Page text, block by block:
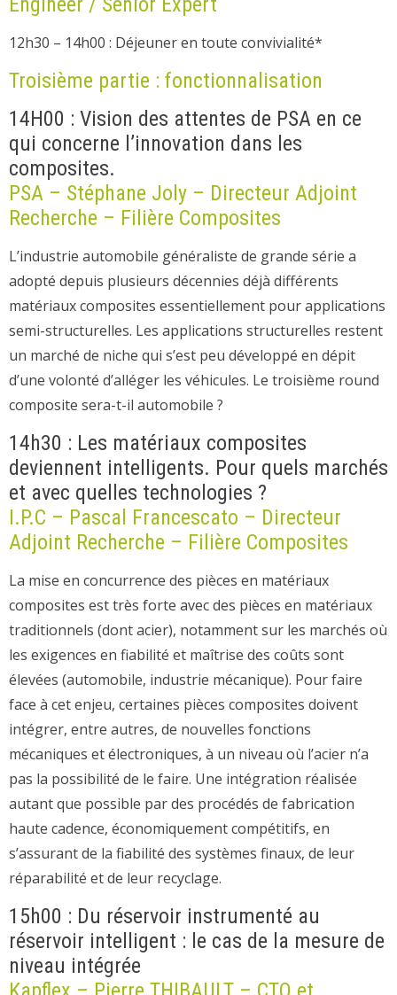
12h30 – 14h00 : Déjeuner en toute convivialité*
Troisième partie : fonctionnalisation
14H00 : Vision des attentes de PSA en ce
qui concerne l’innovation dans les
composites.
PSA – Stéphane Joly – Directeur Adjoint
Recherche – Filière Composites
L’industrie automobile généraliste de grande série a
adopté depuis plusieurs décennies déjà différents
matériaux composites essentiellement pour applications
semi-structurelles. Les applications structurelles restent
un marché de niche qui s’est peu développé en dépit
d’une volonté d’alléger les véhicules. Le troisième round
composite sera-t-il automobile ?
14h30 : Les matériaux composites
deviennent intelligents. Pour quels marchés
et avec quelles technologies ?
I.P.C – Pascal Francescato – Directeur
Adjoint Recherche – Filière Composites
La mise en concurrence des pièces en matériaux
composites est très forte avec des pièces en matériaux
traditionnels (dont acier), notamment sur les marchés où
les exigences en fiabilité et maîtrise des coûts sont
élevées (automobile, industrie mécanique). Pour faire
face à cet enjeu, certaines pièces composites doivent
intégrer, entre autres, de nouvelles fonctions
mécaniques et électroniques, à un niveau où l’acier n’a
pas la possibilité de le faire. Une intégration réalisée
autant que possible par des procédés de fabrication
haute cadence, économiquement compétitifs, en
s’assurant de la fiabilité des systèmes finaux, de leur
réparabilité et de leur recyclage.
15h00 : Du réservoir instrumenté au
réservoir intelligent : le cas de la mesure de
niveau intégrée